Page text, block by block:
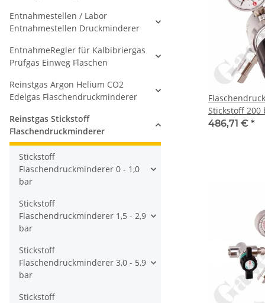
Stickstoff 200
bar regelbar -
486,71 € *
Entnahmestellen / Labor
Entnahmestellen Druckminderer
EntnahmeRegler für Kalbibriergas
Prüfgas Einweg Flaschen
Reinstgas Argon Helium CO2
Edelgas Flaschendruckminderer
Reinstgas Stickstoff
Flaschendruckminderer
Stickstoff
Flaschendruckminderer 0 - 1,0
bar
Stickstoff
Flaschendruckminderer 1,5 - 2,9
bar
Stickstoff
Flaschendruckminderer 3,0 - 5,9
bar
Stickstoff